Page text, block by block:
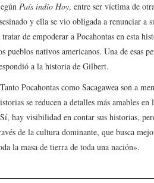
País indio Hoy, entre ser víctima de
y ella se vio obligada a renunciar
tratar de empoderar a Pocahontas en esta
pueblos nativos americanos. Una de esas
a la historia de Gilbert.
Pocahontas como Sacagawea son a
se reducen a detalles más amables
hay visibilidad en contar sus historias,
de la cultura dominante, que busca
la masa de tierra de toda una nación».